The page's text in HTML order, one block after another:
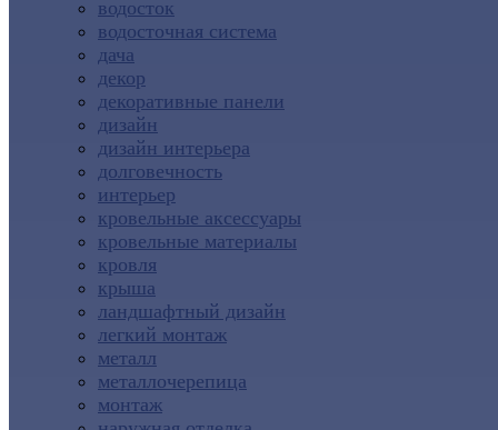
водосток
водосточная система
дача
декор
декоративные панели
дизайн
дизайн интерьера
долговечность
интерьер
кровельные аксессуары
кровельные материалы
кровля
крыша
ландшафтный дизайн
легкий монтаж
металл
металлочерепица
монтаж